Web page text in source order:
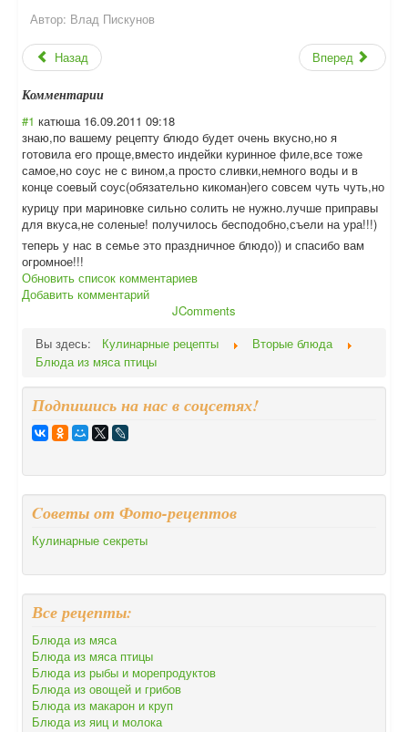
Автор: Влад Пискунов
Назад Вперед
Комментарии
#1 катюша 16.09.2011 09:18
знаю,по вашему рецепту блюдо будет очень вкусно,но я
готовила его проще,вместо индейки куринное филе,все тоже
самое,но соус не с вином,а просто сливки,немного воды и в
конце соевый соус(обязательно кикоман)его совсем чуть чуть,но
курицу при мариновке сильно солить не нужно.лучше приправы
для вкуса,не соленые! получилось бесподобно,съели на ура!!!)
теперь у нас в семье это праздничное блюдо)) и спасибо вам
огромное!!!
Обновить список комментариев
Добавить комментарий
JComments
Вы здесь:
Кулинарные рецепты
Вторые блюда
Блюда из мяса птицы
Подпишись на нас в соцсетях!
Cоветы от Фото-рецептов
Кулинарные секреты
Все рецепты:
Блюда из мяса
Блюда из мяса птицы
Блюда из рыбы и морепродуктов
Блюда из овощей и грибов
Блюда из макарон и круп
Блюда из яиц и молока